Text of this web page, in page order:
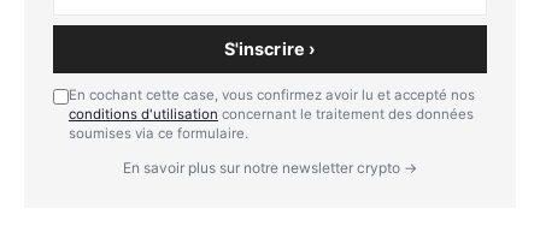
S'inscrire ›
En cochant cette case, vous confirmez avoir lu et accepté nos
conditions d'utilisation concernant le traitement des données
soumises via ce formulaire.
En savoir plus sur notre newsletter crypto →